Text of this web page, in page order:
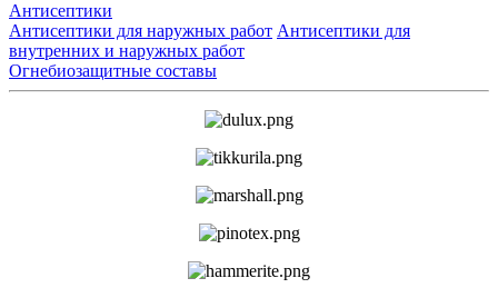
Антисептики
Антисептики для наружных работ Антисептики для
внутренних и наружных работ
Огнебиозащитные составы